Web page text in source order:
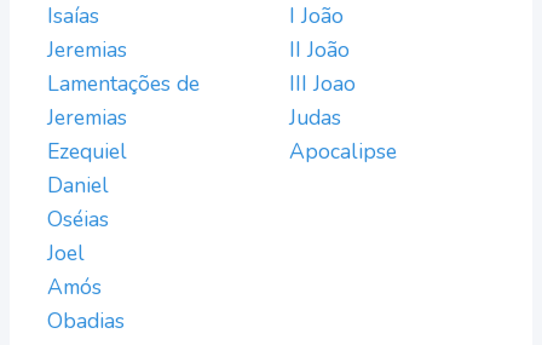
Isaías
Jeremias
Lamentações de
Jeremias
Ezequiel
Daniel
Oséias
Joel
Amós
Obadias
I João
II João
III Joao
Judas
Apocalipse